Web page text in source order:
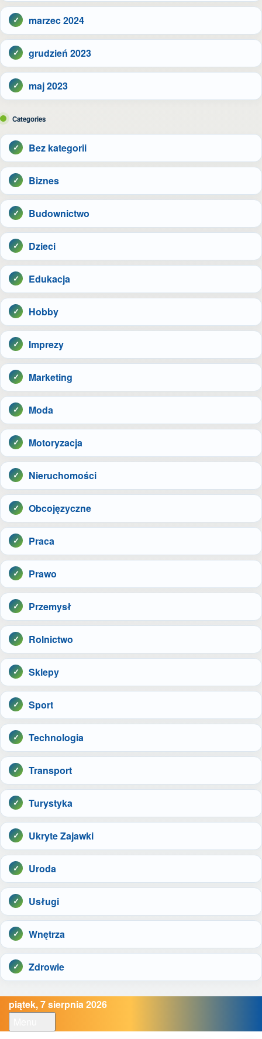
marzec 2024
grudzień 2023
maj 2023
Categories
Bez kategorii
Biznes
Budownictwo
Dzieci
Edukacja
Hobby
Imprezy
Marketing
Moda
Motoryzacja
Nieruchomości
Obcojęzyczne
Praca
Prawo
Przemysł
Rolnictwo
Sklepy
Sport
Technologia
Transport
Turystyka
Ukryte Zajawki
Uroda
Usługi
Wnętrza
Zdrowie
piątek, 7 sierpnia 2026